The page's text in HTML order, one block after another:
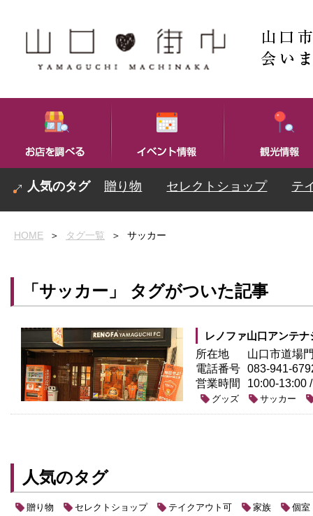
贈り物 セレクトショップ テ
HOME ＞ タグ一覧 ＞ サッカー
「サッカー」 タグがついた記事
レノファ山口アンテナ
所在地
山口市道場
電話番号 083-941-
営業時間
10:00-13:00
グッズ サッカー
人気のタグ
贈り物 セレクトショップ テイクアウト可 家族
個室